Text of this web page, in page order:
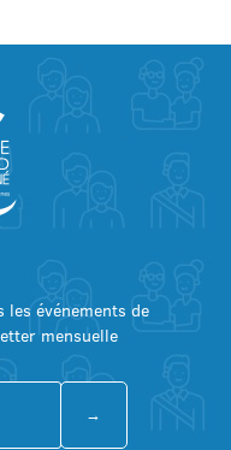
les événements de
mensuelle